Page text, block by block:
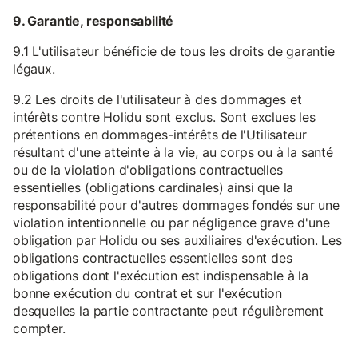
9. Garantie, responsabilité
9.1 L'utilisateur bénéficie de tous les droits de garantie
légaux.
9.2 Les droits de l'utilisateur à des dommages et
intérêts contre Holidu sont exclus. Sont exclues les
prétentions en dommages-intérêts de l'Utilisateur
résultant d'une atteinte à la vie, au corps ou à la santé
ou de la violation d'obligations contractuelles
essentielles (obligations cardinales) ainsi que la
responsabilité pour d'autres dommages fondés sur une
violation intentionnelle ou par négligence grave d'une
obligation par Holidu ou ses auxiliaires d'exécution. Les
obligations contractuelles essentielles sont des
obligations dont l'exécution est indispensable à la
bonne exécution du contrat et sur l'exécution
desquelles la partie contractante peut régulièrement
compter.